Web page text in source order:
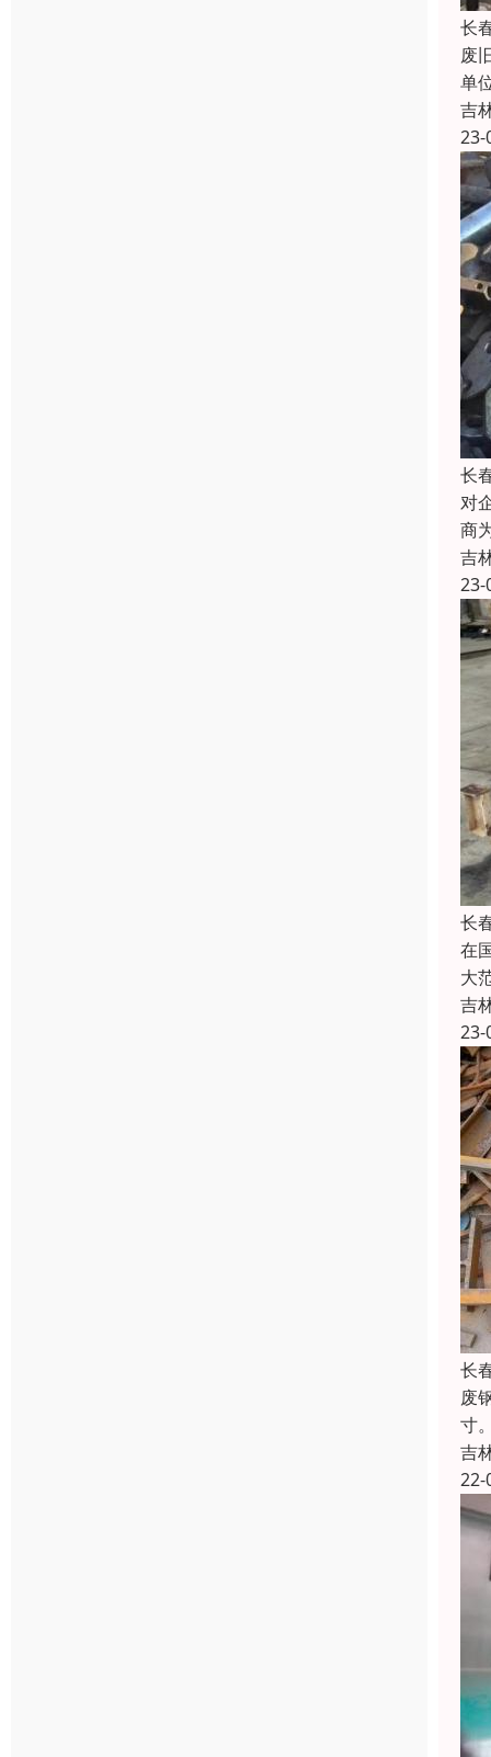
长
废
单
吉
23-
长
对
商
吉
23-
长
在
大
吉
23-
长
废
寸
吉
22-